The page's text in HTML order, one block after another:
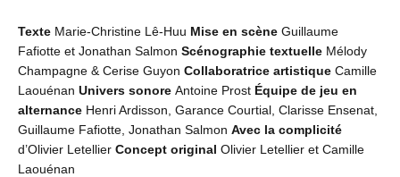
Texte Marie-Christine Lê-Huu Mise en scène Guillaume
Fafiotte et Jonathan Salmon Scénographie textuelle Mélody
Champagne & Cerise Guyon Collaboratrice artistique Camille
Laouénan Univers sonore Antoine Prost Équipe de jeu en
alternance Henri Ardisson, Garance Courtial, Clarisse Ensenat,
Guillaume Fafiotte, Jonathan Salmon Avec la complicité
d’Olivier Letellier Concept original Olivier Letellier et Camille
Laouénan